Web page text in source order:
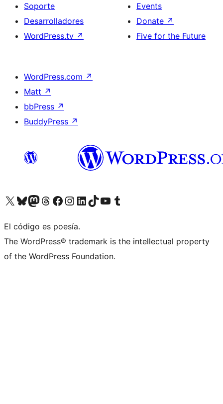
Soporte
Desarrolladores
WordPress.tv ↗
Events
Donate ↗
Five for the Future
WordPress.com ↗
Matt ↗
bbPress ↗
BuddyPress ↗
Visit our X (formerly Twitter) account
Visit our Bluesky account
Visit our Mastodon account
Visit our Threads account
Visita nuestra página de Facebook
Visita nuestra cuenta de Instagram
Visita nuestra cuenta de LinkedIn
Visit our TikTok account
Visita nuestro canal de YouTube
Visit our Tumblr account
El código es poesía.
The WordPress® trademark is the intellectual property
of the WordPress Foundation.